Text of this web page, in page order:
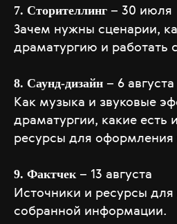
7. Сторителлинг – 30 июля
Зачем нужны сценарии,
драматургию и работать
8. Саунд-дизайн – 6 августа
Как музыка и звуковые
драматургии, какие есть
ресурсы для оформления
9. Фактчек – 13 августа
Источники и ресурсы для
собранной информации.